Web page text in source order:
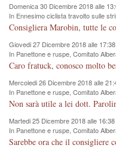
Domenica 30 Dicembre 2018 alle
In Ennesimo ciclista travolto sulle
Comune si svegli"
Giovedi 27 Dicembre 2018 alle
In Panettone e ruspe, Comitato
cronoprogramma"
Mercoledi 26 Dicembre 2018 alle
In Panettone e ruspe, Comitato
cronoprogramma"
Martedi 25 Dicembre 2018 alle
In Panettone e ruspe, Comitato
cronoprogramma"